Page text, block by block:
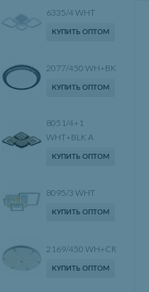
6335/4 WHT
КУПИТЬ ОПТОМ
2077/450 WH+BK
КУПИТЬ ОПТОМ
8051/4+1
WHT+BLK A
КУПИТЬ ОПТОМ
8095/3 WHT
КУПИТЬ ОПТОМ
2169/450 WH+CR
КУПИТЬ ОПТОМ